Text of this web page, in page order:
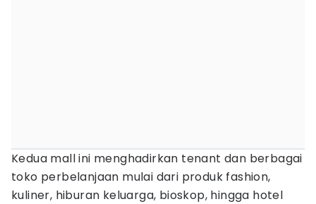
Kedua mall ini menghadirkan tenant dan berbagai
toko perbelanjaan mulai dari produk fashion,
kuliner, hiburan keluarga, bioskop, hingga hotel